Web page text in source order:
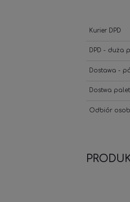
Kurier DPD
DPD - duża
Dostawa -
Dostwa
Odbiór